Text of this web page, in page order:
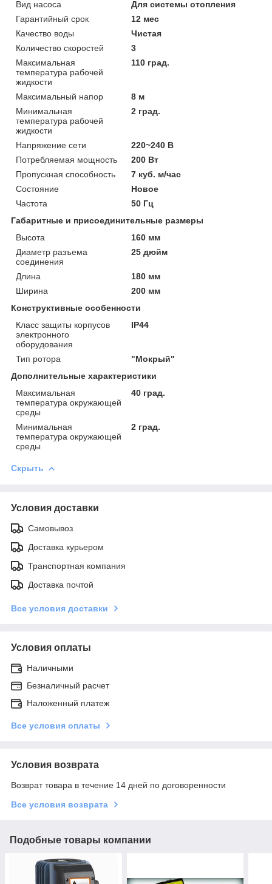
Вид насоса
Для системы отопления
Гарантийный срок
12 мес
Качество воды
Чистая
Количество скоростей
3
Максимальная
температура рабочей
жидкости
110 град.
Максимальный напор
8 м
Минимальная
температура рабочей
жидкости
2 град.
Напряжение сети
220~240 В
Потребляемая мощность
200 Вт
Пропускная способность
7 куб. м/час
Состояние
Новое
Частота
50 Гц
Габаритные и присоединительные размеры
Высота
160 мм
Диаметр разъема
соединения
25 дюйм
Длина
180 мм
Ширина
200 мм
Конструктивные особенности
Класс защиты корпусов
электронного
оборудования
IP44
Тип ротора
"Мокрый"
Дополнительные характеристики
Максимальная
температура окружающей
среды
40 град.
Минимальная
температура окружающей
среды
2 град.
Скрыть
Условия доставки
Самовывоз
Доставка курьером
Транспортная компания
Доставка почтой
Все условия доставки
Условия оплаты
Наличными
Безналичный расчет
Наложенный платеж
Все условия оплаты
Условия возврата
Возврат товара в течение 14 дней по договоренности
Все условия возврата
Подобные товары компании